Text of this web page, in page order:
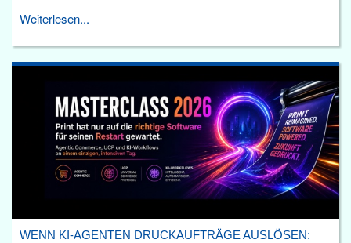
Weiterlesen...
WENN KI-AGENTEN DRUCKAUFTRÄGE AUSLÖSEN: